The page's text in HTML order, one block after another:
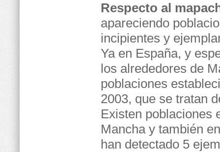
Respecto al
apareciendo
incipientes y
Ya en España, y
los alrededores de
poblaciones
2003, que se tratan
Existen poblaciones
Mancha y también
han detectado 5